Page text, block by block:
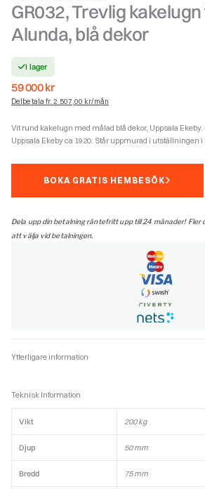
GR032, Trevlig
Alunda, blå dekor
I lager
59 000kr
Delbetala fr. 2 507,00 kr/mån
Vit rund kakelugn med målad blå dekor, Uppsala
Uppsala Ekeby ca 1920. Står uppmurad i utställningen i
BOKA GRATIS HEMBESÖK
Dela upp din betalning räntefritt upp till 24 månader!
att välja vid betalningen.
Ytterligare information
Teknisk Information
Vikt 200 kg
Djup 50 mm
Bredd 75 mm